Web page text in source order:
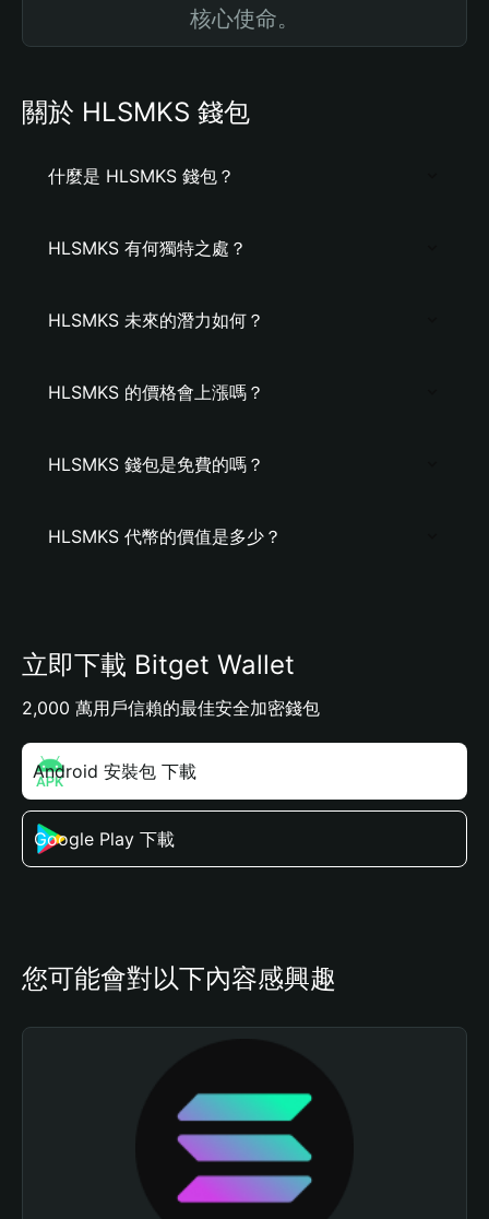
核心使命。
關於 HLSMKS 錢包
什麼是 HLSMKS 錢包？
HLSMKS 有何獨特之處？
HLSMKS 未來的潛力如何？
HLSMKS 的價格會上漲嗎？
HLSMKS 錢包是免費的嗎？
HLSMKS 代幣的價值是多少？
立即下載 Bitget Wallet
2,000 萬用戶信賴的最佳安全加密錢包
Android 安裝包 下載
Google Play 下載
您可能會對以下內容感興趣